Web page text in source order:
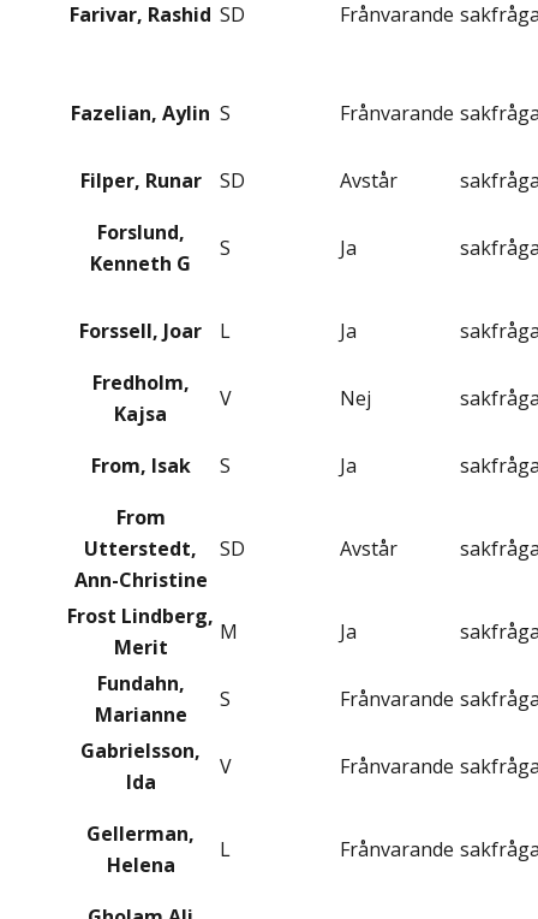
Farivar, Rashid SD Frånvarande
Fazelian, Aylin S Frånvarande
Filper, Runar SD Avstår
Forslund,
Kenneth G
S Ja
Forssell, Joar L Ja
Fredholm,
Kajsa
V Nej
From, Isak S Ja
From
Utterstedt,
Ann-Christine
SD Avstår
Frost Lindberg,
Merit
M Ja
Fundahn,
Marianne
S Frånvarande
Gabrielsson,
Ida
V Frånvarande
Gellerman,
Helena
L Frånvarande